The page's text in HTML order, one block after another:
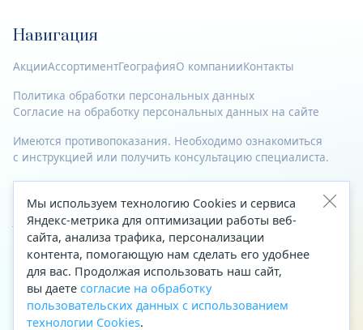
Навигация
АкцииАссортиментГеографияО компанииКонтакты
Политика обработки персональных данных
Согласие на обработку персональных данных на сайте
Имеются противопоказания. Необходимо ознакомиться
с инструкцией или получить консультацию специалиста.
© 2023—2026 Все права защищены.
Адрес
Архангельск, ул. Папанина, д. 19 (вход в здание со стороны
автоцентра «Тойота»)
Приемная Генерального директора
Телефон
+7 (8182) 63-60-31
Мы используем технологию Cookies и сервиса
Яндекс-метрика для оптимизации работы веб-
сайта, анализа трафика, персонализации
контента, помогающую нам сделать его удобнее
для вас. Продолжая использовать наш сайт,
вы даете согласие на обработку
пользовательских данных с использованием
технологии Cookies.